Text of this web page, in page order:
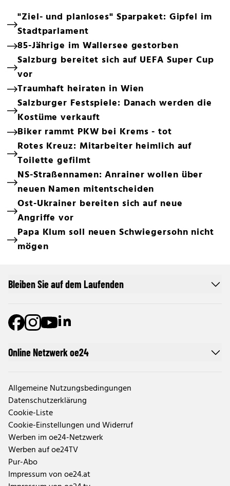
"Ziel- und planloses" Sparpaket: Gipfel im
Stadtparlament
85-Jährige im Wallersee gestorben
Salzburg bereitet sich auf UEFA Super Cup
vor
Traumhaft heiraten in Wien
Salzburger Festspiele: Danach werden die
Kostüme verkauft
Biker rammt PKW bei Krems - tot
Rotes Kreuz: Mitarbeiter heimlich auf
Toilette gefilmt
NS-Straßennamen: Anrainer wollen über
neuen Namen mitentscheiden
Ost-Ukrainer bereiten sich auf neue
Angriffe vor
Papa Klum soll neuen Schwiegersohn nicht
mögen
Online Netzwerk oe24
Allgemeine Nutzungsbedingungen
Datenschutzerklärung
Cookie-Liste
Cookie-Einstellungen und Widerruf
Werben im oe24-Netzwerk
Werben auf oe24TV
Pur-Abo
Impressum von oe24.at
Bleiben Sie auf dem Laufenden